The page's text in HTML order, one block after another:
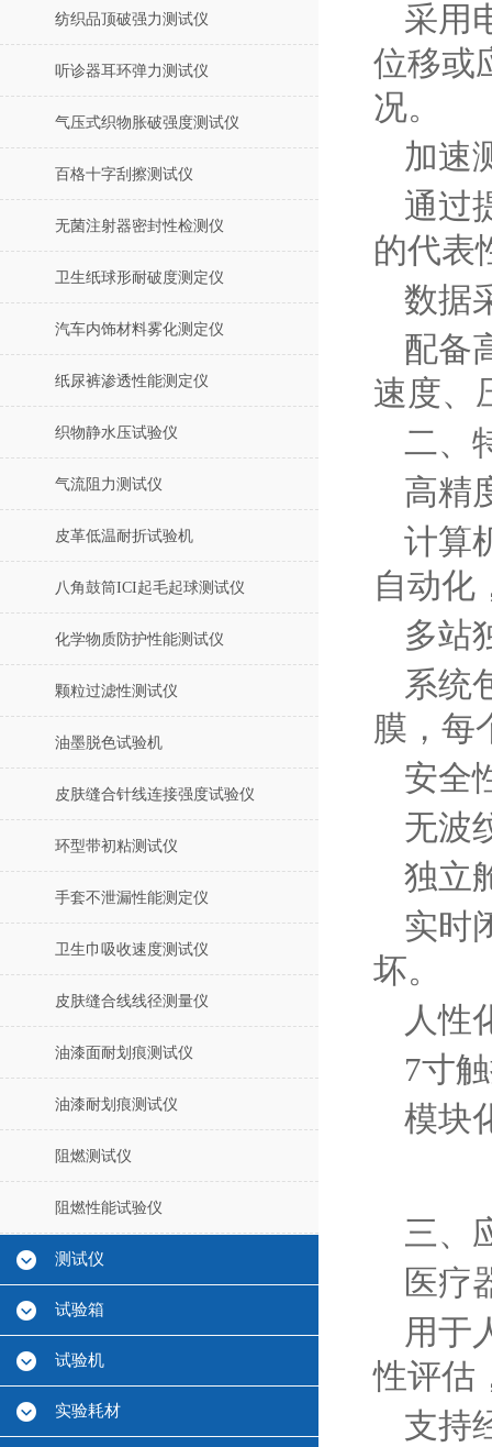
纺织品顶破强力测试仪
听诊器耳环弹力测试仪
气压式织物胀破强度测试仪
百格十字刮擦测试仪
无菌注射器密封性检测仪
卫生纸球形耐破度测定仪
汽车内饰材料雾化测定仪
纸尿裤渗透性能测定仪
织物静水压试验仪
气流阻力测试仪
皮革低温耐折试验机
八角鼓筒ICI起毛起球测试仪
化学物质防护性能测试仪
颗粒过滤性测试仪
油墨脱色试验机
皮肤缝合针线连接强度试验仪
环型带初粘测试仪
手套不泄漏性能测定仪
卫生巾吸收速度测试仪
皮肤缝合线线径测量仪
油漆面耐划痕测试仪
油漆耐划痕测试仪
阻燃测试仪
阻燃性能试验仪
测试仪
试验箱
试验机
实验耗材
采用
位移或
况。
加速
通过
的代表
数据
配备
速度、
二、
高精
计算
自动化
多站
系统
膜，每
安全
无波
独立
实时
坏。
人性
7寸
模块
三、
医疗
用于
性评估
支持